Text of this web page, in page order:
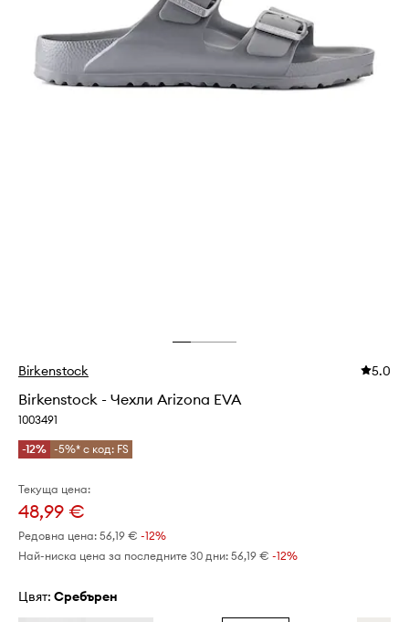
Birkenstock 5.0
Birkenstock - Чехли Arizona EVA
1003491
-12% -5%* с код: FS
Текуща цена:
48,99 €
Редовна цена: 56,19 € -12%
Най-ниска цена за последните 30 дни: 56,19 € -12%
Цвят: сребърен